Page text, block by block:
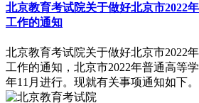
北京教育考试院关于做好北京市2022
工作的通知
北京教育考试院关于做好北京市2022
工作的通知，北京市2022年普通高等
年11月进行。现就有关事项通知如下。